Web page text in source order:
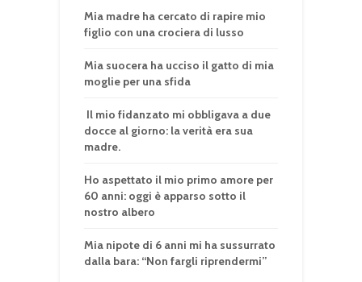
Mia madre ha cercato di rapire mio
figlio con una crociera di lusso
Mia suocera ha ucciso il gatto di mia
moglie per una sfida
Il mio fidanzato mi obbligava a due
docce al giorno: la verità era sua
madre.
Ho aspettato il mio primo amore per
60 anni: oggi è apparso sotto il
nostro albero
Mia nipote di 6 anni mi ha sussurrato
dalla bara: “Non fargli riprendermi”